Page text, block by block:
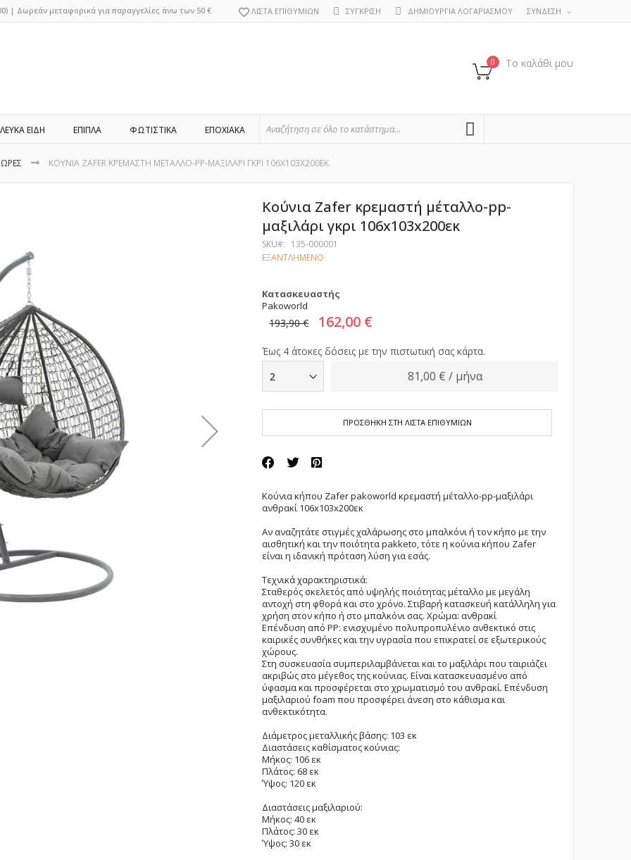
| Δωρεάν μεταφορικά για παραγγελίες άνω των 50 €Μετάβαση ΛΙΣΤΑ ΕΠΙΘΥΜΙΩΝ ΣΥΓΚΡΙΣΗ ΣΥΝΔΕΣΗ
ΔΗΜΙΟΥΡΓΙΑ ΛΟΓΑΡΙΑΣΜΟΥ
Το καλάθι μου
0
ΛΕΥΚΑ ΕΙΔΗ ΕΠΙΠΛΑ ΦΩΤΙΣΤΙΚΑ ΕΠΟΧΙΑΚΑ
ΚΟΥΝΙΑ ZAFER ΚΡΕΜΑΣΤΗ ΜΕΤΑΛΛΟ-PP-ΜΑΞΙΛΑΡΙ ΓΚΡΙ 106X103X200ΕΚ
Κούνια Zafer κρεμαστή μέταλλο-pp-
μαξιλάρι γκρι 106x103x200εκ
SKU
135-000001
ΕΞΑΝΤΛΗΜΕΝΟ
Κατασκευαστής
Pakoworld
193,90 € 162,00 €
Έως 4 άτοκες δόσεις με την πιστωτική σας κάρτα.
81,00 € / μήνα
ΠΡΟΣΘΗΚΗ ΣΤΗ ΛΙΣΤΑ ΕΠΙΘΥΜΙΩΝ
Κούνια κήπου Zafer pakoworld κρεμαστή μέταλλο-pp-μαξιλάρι
ανθρακί 106x103x200εκ
Αν αναζητάτε στιγμές χαλάρωσης στο μπαλκόνι ή τον κήπο με την
αισθητική και την ποιότητα pakketo, τότε η κούνια κήπου Zafer
είναι η ιδανική πρόταση λύση για εσάς.
Τεχνικά χαρακτηριστικά:
Σταθερός σκελετός από υψηλής ποιότητας μέταλλο με μεγάλη
αντοχή στη φθορά και στο χρόνο. Στιβαρή κατασκευή κατάλληλη για
χρήση στον κήπο ή στο μπαλκόνι σας. Χρώμα: ανθρακί
Επένδυση από PP: ενισχυμένο πολυπροπυλένιο ανθεκτικό στις
καιρικές συνθήκες και την υγρασία που επικρατεί σε εξωτερικούς
χώρους.
Στη συσκευασία συμπεριλαμβάνεται και το μαξιλάρι που ταιριάζει
ακριβώς στο μέγεθος της κούνιας. Είναι κατασκευασμένο από
ύφασμα και προσφέρεται στο χρωματισμό του ανθρακί. Επένδυση
μαξιλαριού foam που προσφέρει άνεση στο κάθισμα και
ανθεκτικότητα.
Διάμετρος μεταλλικής βάσης: 103 εκ
Διαστάσεις καθίσματος κούνιας:
Μήκος: 106 εκ
Πλάτος: 68 εκ
Ύψος: 120 εκ
Διαστάσεις μαξιλαριού:
Μήκος: 40 εκ
Πλάτος: 30 εκ
Ύψος: 30 εκ